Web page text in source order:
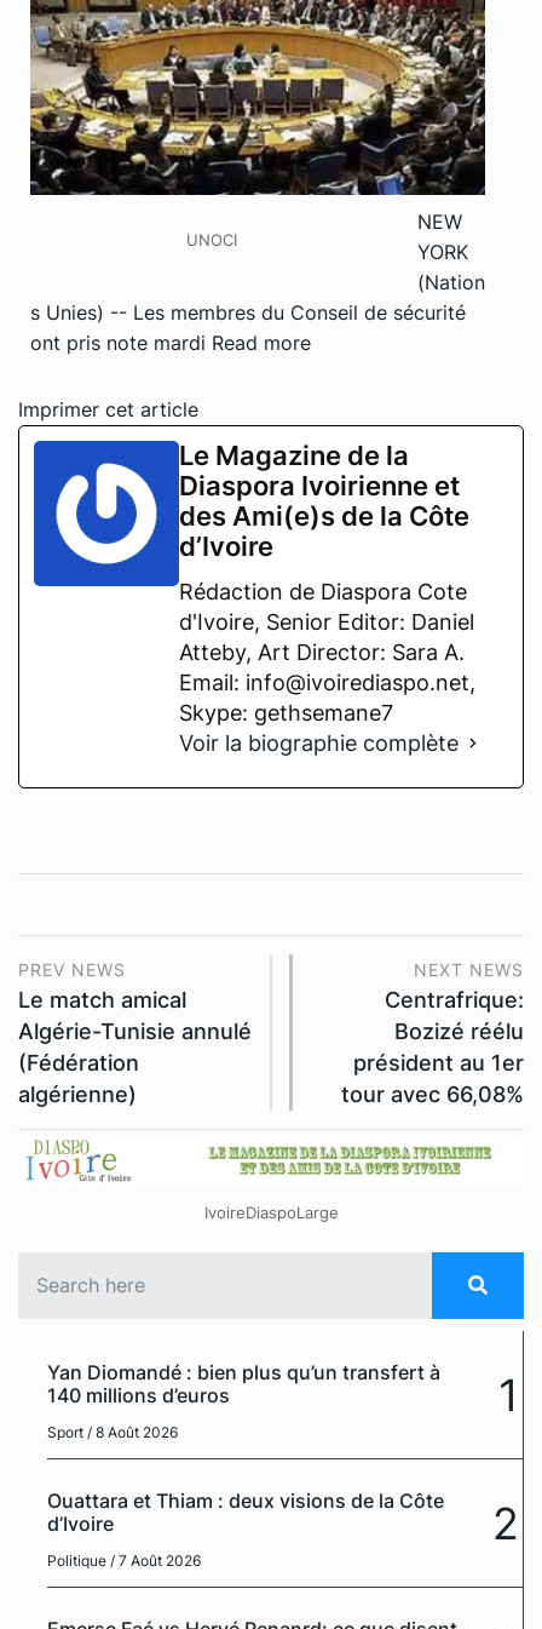
UNOCI
NEW
YORK
(Nation
s Unies) -- Les membres du Conseil de sécurité
ont pris note mardi Read more
Imprimer cet article
Le Magazine de la
Diaspora Ivoirienne et
des Ami(e)s de la Côte
d’Ivoire
Rédaction de Diaspora Cote
d'Ivoire, Senior Editor: Daniel
Atteby, Art Director: Sara A.
Email: info@ivoirediaspo.net,
Skype: gethsemane7
Voir la biographie complète
PREV NEWS
Le match amical
Algérie-Tunisie annulé
(Fédération
algérienne)
NEXT NEWS
Centrafrique:
Bozizé réélu
président au 1er
tour avec 66,08%
IvoireDiaspoLarge
Yan Diomandé : bien plus qu’un transfert à
140 millions d’euros
Sport / 8 Août 2026
1
Ouattara et Thiam : deux visions de la Côte
d’Ivoire
Politique / 7 Août 2026
2